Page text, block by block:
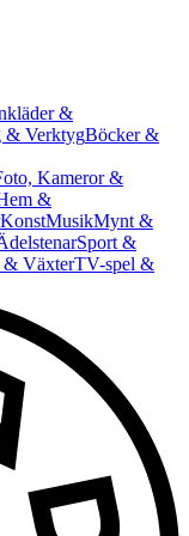
&
& VerktygBöcker &
Kameror &
&
KonstMusikMynt &
Sport &
& VäxterTV-spel &